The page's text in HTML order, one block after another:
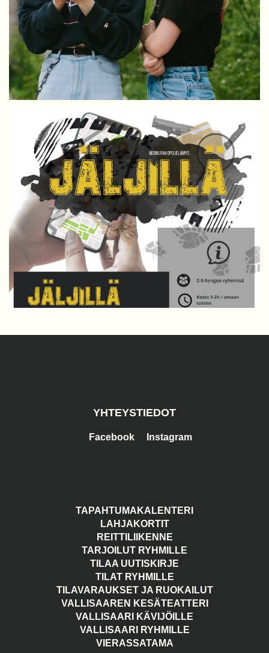
YHTEYSTIEDOT
Facebook Instagram
TAPAHTUMAKALENTERI
LAHJAKORTIT
REITTILIIKENNE
TARJOILUT RYHMILLE
TILAA UUTISKIRJE
TILAT RYHMILLE
TILAVARAUKSET JA RUOKAILUT
VALLISAAREN KESÄTEATTERI
VALLISAARI KÄVIJÖILLE
VALLISAARI RYHMILLE
VIERASSATAMA